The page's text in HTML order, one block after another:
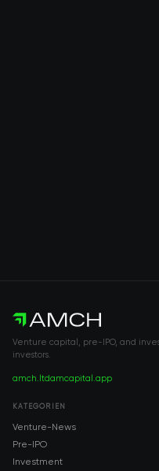
Venture capital, pre-IPO, and
investors.
amch.ltdamcapital.app
KATEGORIEN
Venture-News
Pre-IPO
Investment